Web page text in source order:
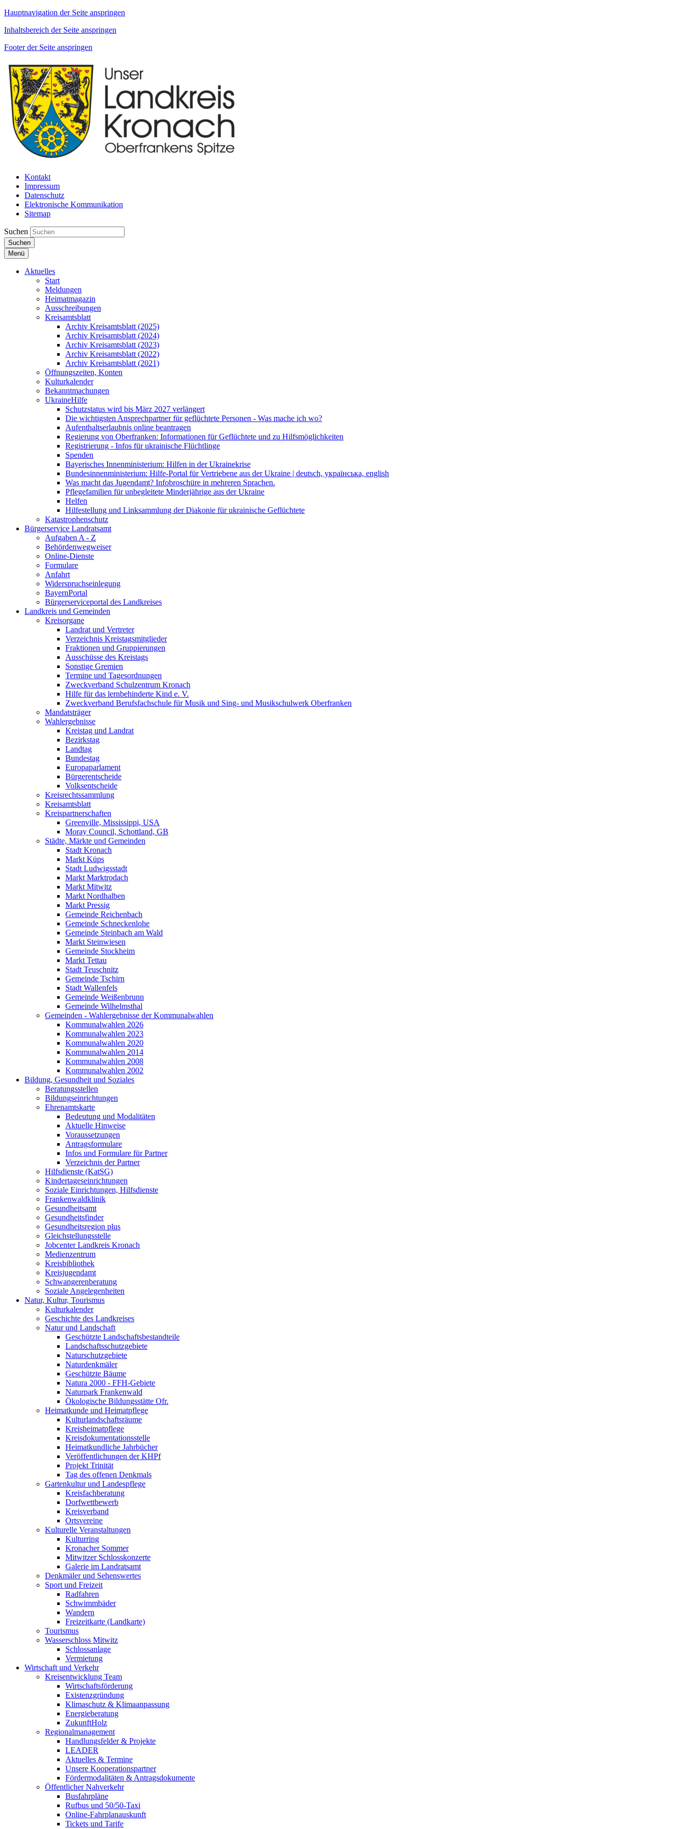
Hauptnavigation der Seite anspringen
Inhaltsbereich der Seite anspringen
Footer der Seite anspringen
Kontakt
Impressum
Datenschutz
Elektronische Kommunikation
Sitemap
Suchen
Suchen
Menü
Aktuelles
Start
Meldungen
Heimatmagazin
Ausschreibungen
Kreisamtsblatt
Archiv Kreisamtsblatt (2025)
Archiv Kreisamtsblatt (2024)
Archiv Kreisamtsblatt (2023)
Archiv Kreisamtsblatt (2022)
Archiv Kreisamtsblatt (2021)
Öffnungszeiten, Konten
Kulturkalender
Bekanntmachungen
UkraineHilfe
Schutzstatus wird bis März 2027 verlängert
Die wichtigsten Ansprechpartner für geflüchtete Personen - Was mache ich wo?
Aufenthaltserlaubnis online beantragen
Regierung von Oberfranken: Informationen für Geflüchtete und zu Hilfsmöglichkeiten
Registrierung - Infos für ukrainische Flüchtlinge
Spenden
Bayerisches Innenministerium: Hilfen in der Ukrainekrise
Bundesinnenministerium: Hilfe-Portal für Vertriebene aus der Ukraine | deutsch, українська, english
Was macht das Jugendamt? Infobroschüre in mehreren Sprachen.
Pflegefamilien für unbegleitete Minderjährige aus der Ukraine
Helfen
Hilfestellung und Linksammlung der Diakonie für ukrainische Geflüchtete
Katastrophenschutz
Bürgerservice Landratsamt
Aufgaben A - Z
Behördenwegweiser
Online-Dienste
Formulare
Anfahrt
Widerspruchseinlegung
BayernPortal
Bürgerserviceportal des Landkreises
Landkreis und Gemeinden
Kreisorgane
Landrat und Vertreter
Verzeichnis Kreistagsmitglieder
Fraktionen und Gruppierungen
Ausschüsse des Kreistags
Sonstige Gremien
Termine und Tagesordnungen
Zweckverband Schulzentrum Kronach
Hilfe für das lernbehinderte Kind e. V.
Zweckverband Berufsfachschule für Musik und Sing- und Musikschulwerk Oberfranken
Mandatsträger
Wahlergebnisse
Kreistag und Landrat
Bezirkstag
Landtag
Bundestag
Europaparlament
Bürgerentscheide
Volksentscheide
Kreisrechtssammlung
Kreisamtsblatt
Kreispartnerschaften
Greenville, Mississippi, USA
Moray Council, Schottland, GB
Städte, Märkte und Gemeinden
Stadt Kronach
Markt Küps
Stadt Ludwigsstadt
Markt Marktrodach
Markt Mitwitz
Markt Nordhalben
Markt Pressig
Gemeinde Reichenbach
Gemeinde Schneckenlohe
Gemeinde Steinbach am Wald
Markt Steinwiesen
Gemeinde Stockheim
Markt Tettau
Stadt Teuschnitz
Gemeinde Tschirn
Stadt Wallenfels
Gemeinde Weißenbrunn
Gemeinde Wilhelmsthal
Gemeinden - Wahlergebnisse der Kommunalwahlen
Kommunalwahlen 2026
Kommunalwahlen 2023
Kommunalwahlen 2020
Kommunalwahlen 2014
Kommunalwahlen 2008
Kommunalwahlen 2002
Bildung, Gesundheit und Soziales
Beratungsstellen
Bildungseinrichtungen
Ehrenamtskarte
Bedeutung und Modalitäten
Aktuelle Hinweise
Voraussetzungen
Antragsformulare
Infos und Formulare für Partner
Verzeichnis der Partner
Hilfsdienste (KatSG)
Kindertageseinrichtungen
Soziale Einrichtungen, Hilfsdienste
Frankenwaldklinik
Gesundheitsamt
Gesundheitsfinder
Gesundheitsregion plus
Gleichstellungsstelle
Jobcenter Landkreis Kronach
Medienzentrum
Kreisbibliothek
Kreisjugendamt
Schwangerenberatung
Soziale Angelegenheiten
Natur, Kultur, Tourismus
Kulturkalender
Geschichte des Landkreises
Natur und Landschaft
Geschützte Landschaftsbestandteile
Landschaftsschutzgebiete
Naturschutzgebiete
Naturdenkmäler
Geschützte Bäume
Natura 2000 - FFH-Gebiete
Naturpark Frankenwald
Ökologische Bildungsstätte Ofr.
Heimatkunde und Heimatpflege
Kulturlandschaftsräume
Kreisheimatpflege
Kreisdokumentationsstelle
Heimatkundliche Jahrbücher
Veröffentlichungen der KHPf
Projekt Trinität
Tag des offenen Denkmals
Gartenkultur und Landespflege
Kreisfachberatung
Dorfwettbewerb
Kreisverband
Ortsvereine
Kulturelle Veranstaltungen
Kulturring
Kronacher Sommer
Mitwitzer Schlosskonzerte
Galerie im Landratsamt
Denkmäler und Sehenswertes
Sport und Freizeit
Radfahren
Schwimmbäder
Wandern
Freizeitkarte (Landkarte)
Tourismus
Wasserschloss Mitwitz
Schlossanlage
Vermietung
Wirtschaft und Verkehr
Kreisentwicklung Team
Wirtschaftsförderung
Existenzgründung
Klimaschutz & Klimaanpassung
Energieberatung
ZukunftHolz
Regionalmanagement
Handlungsfelder & Projekte
LEADER
Aktuelles & Termine
Unsere Kooperationspartner
Fördermodalitäten & Antragsdokumente
Öffentlicher Nahverkehr
Busfahrpläne
Rufbus und 50/50-Taxi
Online-Fahrplanauskunft
Tickets und Tarife